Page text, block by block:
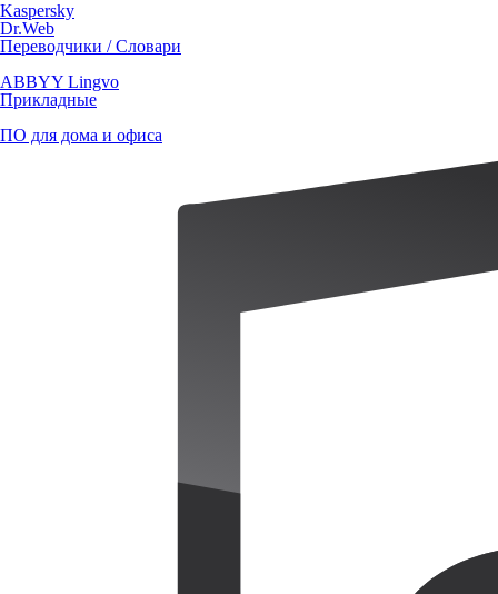
Kaspersky
Dr.Web
Переводчики / Словари
ABBYY Lingvo
Прикладные
ПО для дома и офиса